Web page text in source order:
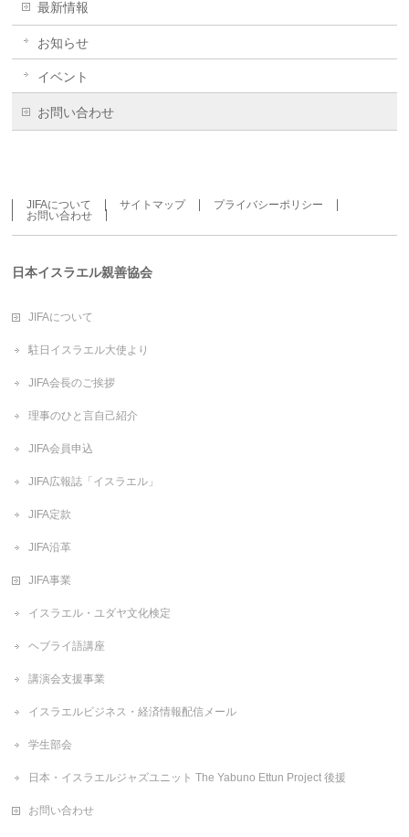
最新情報
お知らせ
イベント
お問い合わせ
JIFAについて サイトマップ
プライバシーポリシー
お問い合わせ
日本イスラエル親善協会
JIFAについて
駐日イスラエル大使より
JIFA会長のご挨拶
理事のひと言自己紹介
JIFA会員申込
JIFA広報誌「イスラエル」
JIFA定款
JIFA沿革
JIFA事業
イスラエル・ユダヤ文化検定
ヘブライ語講座
講演会支援事業
イスラエルビジネス・経済情報配信メール
学生部会
日本・イスラエルジャズユニット The Yabuno Ettun Project 後援
お問い合わせ